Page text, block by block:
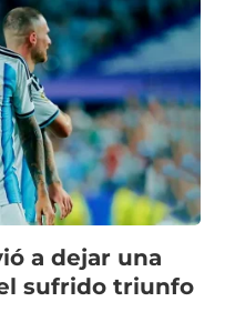
a dejar una
sufrido triunfo